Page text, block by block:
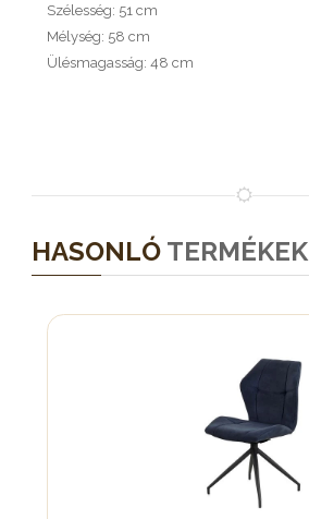
Szélesség: 51 cm
Mélység: 58 cm
Ülésmagasság: 48 cm
HASONLÓ TERMÉKEK